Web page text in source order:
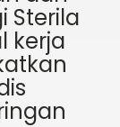
Sterila
kerja